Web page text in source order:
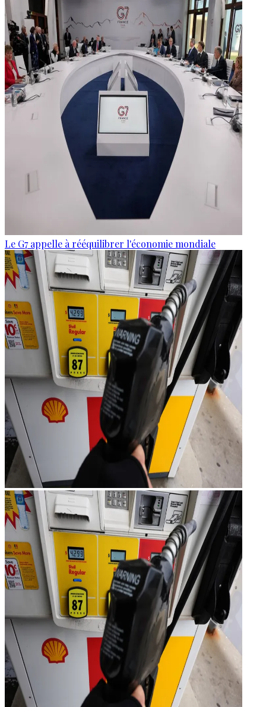
Le G7 appelle à rééquilibrer l'économie mondiale